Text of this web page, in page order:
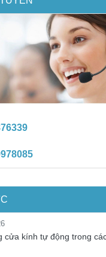
cửa kính tự động trong